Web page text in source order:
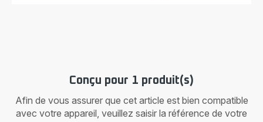
Conçu pour 1 produit(s)
Afin de vous assurer que cet article est bien compatible
avec votre appareil, veuillez saisir la référence de votre